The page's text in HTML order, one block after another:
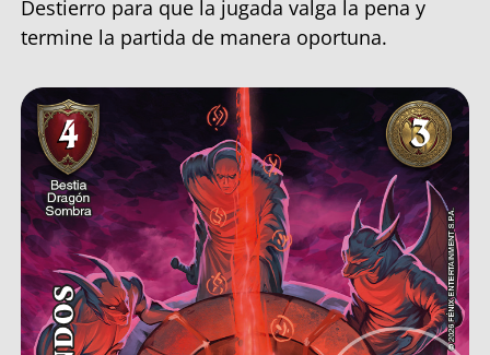
Destierro para que la jugada valga la pena y
termine la partida de manera oportuna.